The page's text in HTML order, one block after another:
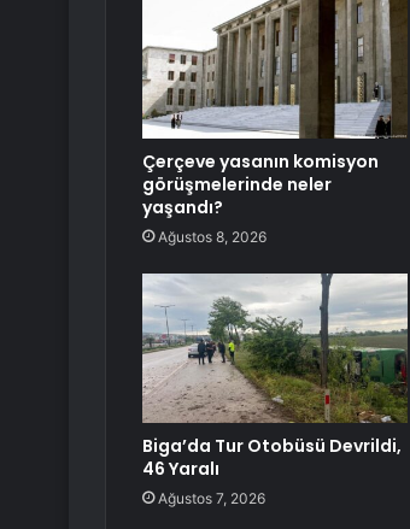
Çerçeve yasanın komisyon
görüşmelerinde neler
yaşandı?
Ağustos 8, 2026
Biga’da Tur Otobüsü Devrildi,
46 Yaralı
Ağustos 7, 2026